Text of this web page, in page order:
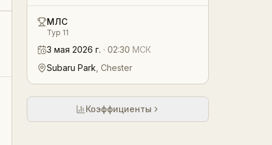
МЛС
Тур 11
3 мая 2026 г. · 02:30 МСК
Subaru Park Chester
Коэффициенты